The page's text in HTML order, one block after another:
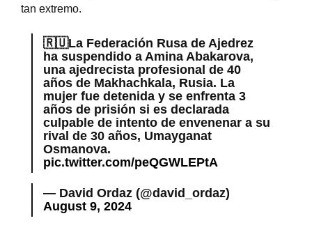
tan extremo.
🇷🇺La Federación Rusa de Ajedrez
ha suspendido a Amina Abakarova,
una ajedrecista profesional de 40
años de Makhachkala, Rusia. La
mujer fue detenida y se enfrenta 3
años de prisión si es declarada
culpable de intento de envenenar a su
rival de 30 años, Umayganat
Osmanova.
pic.twitter.com/peQGWLEPtA
— David Ordaz (@david_ordaz)
August 9, 2024